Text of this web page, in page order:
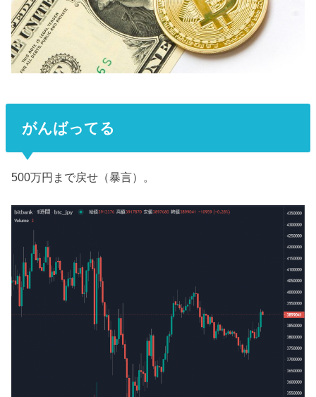
がんばってる
500万円まで戻せ（暴言）。